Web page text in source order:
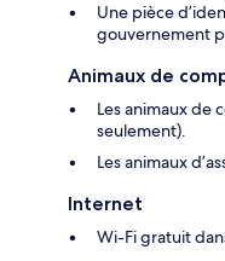
Une pièce
gouvernement
Animaux de
Les animaux de
seulement).
Les animaux
Internet
Wi-Fi gratuit